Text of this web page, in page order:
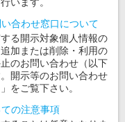
います。
合わせ窓口について
る開示対象個人情報の
加または削除・利用の
のお問い合わせ（以下
開示等のお問い合わせ
をご覧下さい。
の注意事項